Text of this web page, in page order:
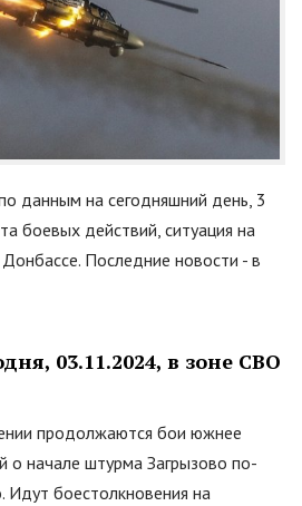
данным на сегодняшний день, 3
боевых действий, ситуация на
Последние новости - в
03.11.2024, в зоне СВО
продолжаются бои южнее
о начале штурма Загрызово по-
Идут боестолкновения на